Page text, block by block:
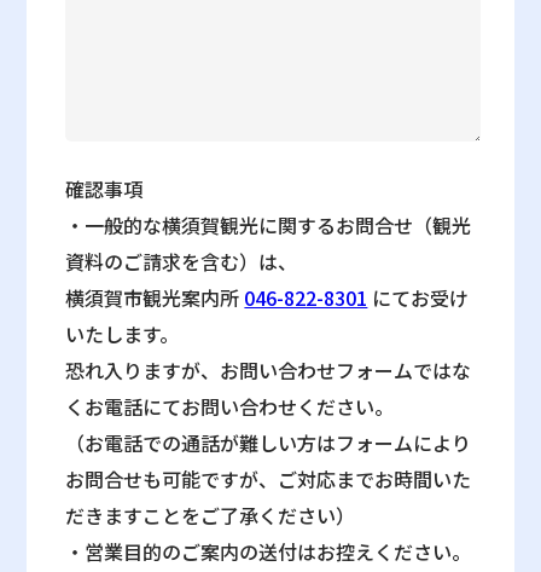
確認事項
・一般的な横須賀観光に関するお問合せ（観光
資料のご請求を含む）は、
横須賀市観光案内所 046-822-8301 にてお受け
いたします。
恐れ入りますが、お問い合わせフォームではな
くお電話にてお問い合わせください。
（お電話での通話が難しい方はフォームにより
お問合せも可能ですが、ご対応までお時間いた
だきますことをご了承ください）
・営業目的のご案内の送付はお控えください。